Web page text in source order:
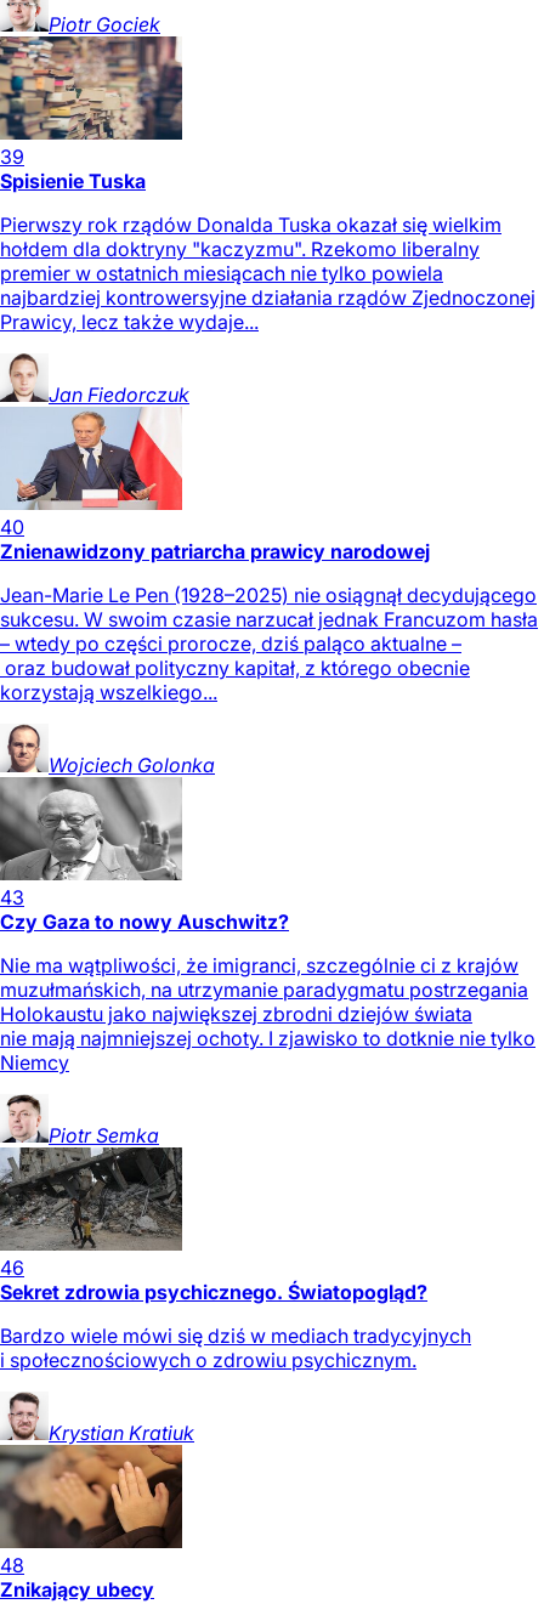
Piotr Gociek
39
Spisienie Tuska
Pierwszy rok rządów Donalda Tuska okazał się wielkim
hołdem dla doktryny "kaczyzmu". Rzekomo liberalny
premier w ostatnich miesiącach nie tylko powiela
najbardziej kontrowersyjne działania rządów Zjednoczonej
Prawicy, lecz także wydaje...
Jan Fiedorczuk
40
Znienawidzony patriarcha prawicy narodowej
Jean-Marie Le Pen (1928–2025) nie osiągnął decydującego
sukcesu. W swoim czasie narzucał jednak Francuzom hasła
– wtedy po części prorocze, dziś paląco aktualne –
oraz budował polityczny kapitał, z którego obecnie
korzystają wszelkiego...
Wojciech Golonka
43
Czy Gaza to nowy Auschwitz?
Nie ma wątpliwości, że imigranci, szczególnie ci z krajów
muzułmańskich, na utrzymanie paradygmatu postrzegania
Holokaustu jako największej zbrodni dziejów świata
nie mają najmniejszej ochoty. I zjawisko to dotknie nie tylko
Niemcy
Piotr Semka
46
Sekret zdrowia psychicznego. Światopogląd?
Bardzo wiele mówi się dziś w mediach tradycyjnych
i społecznościowych o zdrowiu psychicznym.
Krystian Kratiuk
48
Znikający ubecy